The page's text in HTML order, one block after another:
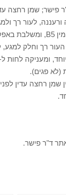
שמן רחצה עדין
לעור רך
(לא פגים).
רחצה עדין לפנים
ד"ר פישר.